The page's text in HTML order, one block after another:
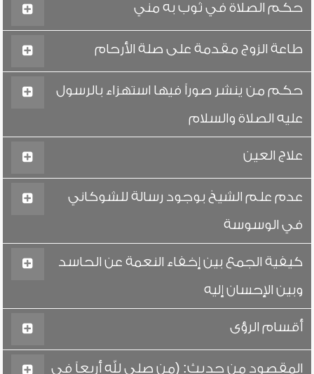
حكم الصلاة في ثوب به مني
طاعة الزوج مقدمة على صلة الأرحام
حكم من ينشر صوراً فيها استهزاء بالرسول
عليه الصلاة والسلام
علاج العين
عدم علم الشيخ بوجود رسالة للشوكاني
في الوسوسة
كيفية الجمع بين إخفاء النعمة عن الحاسد
وبين الإحسان إليه
أقسام الرؤى
المقصود من حديث: (من صلى لله أربعاً في